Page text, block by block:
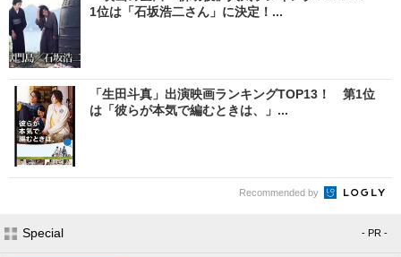
1位は「石坂浩二さん」に決定！...
「生田斗真」出演映画ランキングTOP13！ 第1位
は「彼らが本気で編むときは、」...
Recommended by
Special - PR -